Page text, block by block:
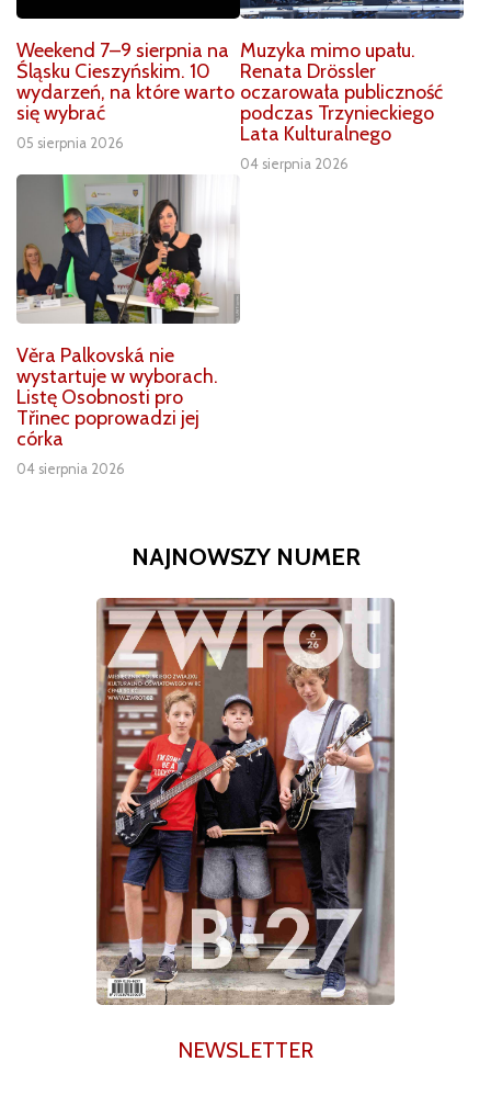
Weekend 7–9 sierpnia na
Śląsku Cieszyńskim. 10
wydarzeń, na które warto
się wybrać
05 sierpnia 2026
Muzyka mimo upału.
Renata Drössler
oczarowała publiczność
podczas Trzynieckiego
Lata Kulturalnego
04 sierpnia 2026
Věra Palkovská nie
wystartuje w wyborach.
Listę Osobnosti pro
Třinec poprowadzi jej
córka
04 sierpnia 2026
NAJNOWSZY NUMER
NEWSLETTER